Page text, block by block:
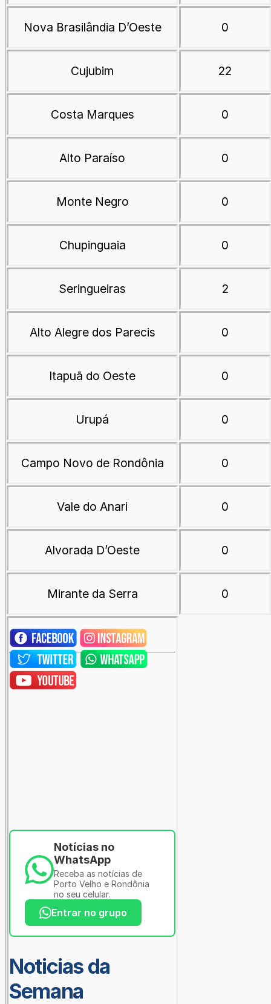
Nova Brasilândia D’Oeste 0
Cujubim 22
Costa Marques 0
Alto Paraíso 0
Monte Negro 0
Chupinguaia 0
Seringueiras 2
Alto Alegre dos Parecis 0
Itapuã do Oeste 0
Urupá 0
Campo Novo de Rondônia 0
Vale do Anari 0
Alvorada D’Oeste 0
Mirante da Serra 0
Notícias no
WhatsApp
Receba as notícias de
Porto Velho e Rondônia
no seu celular.
Entrar no grupo
Noticias da
Semana